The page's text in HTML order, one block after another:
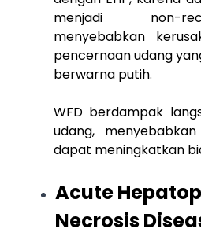
menjadi non-
menyebabkan
pencernaan udang
berwarna putih.
WFD berdampak
udang,
dapat meningkatkan
Acute
Necrosis